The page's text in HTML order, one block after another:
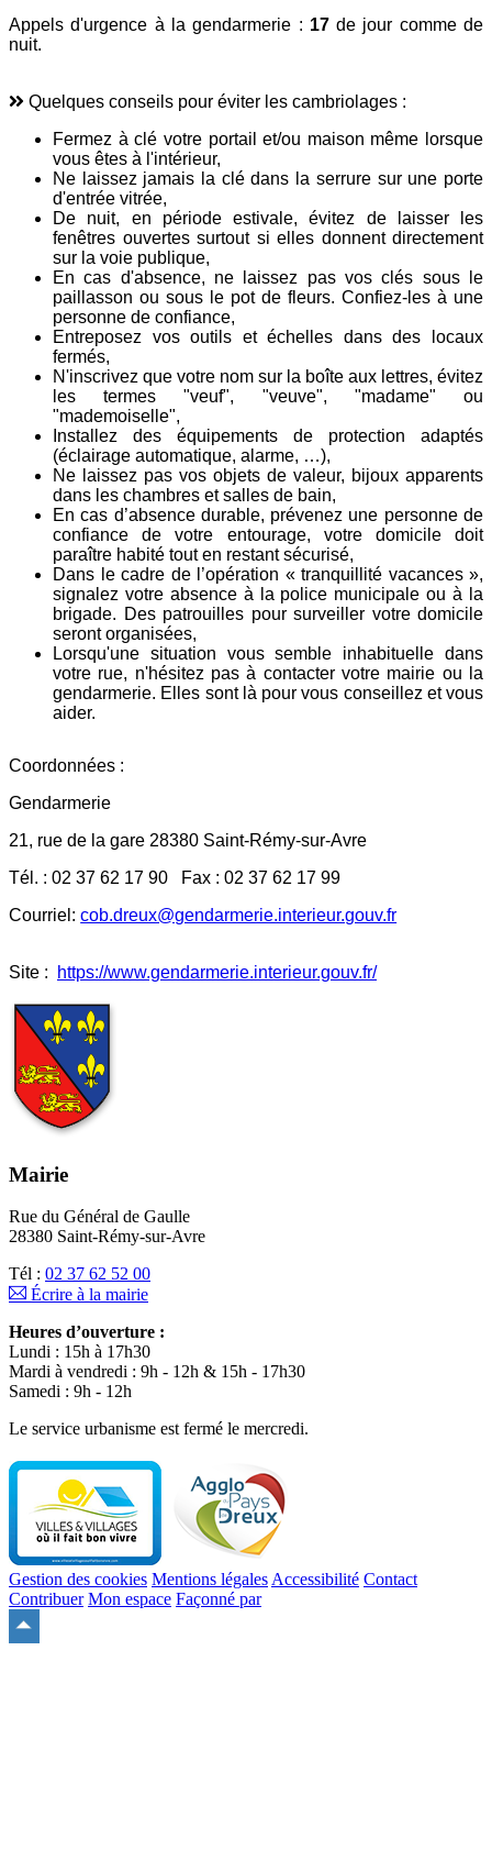
Appels d'urgence à la gendarmerie : 17de jour comme de
nuit.
Quelques conseils pour éviter les cambriolages :
Fermez à clé votre portail et/ou maison même lorsque
vous êtes à l'intérieur,
Ne laissez jamais la clé dans la serrure sur une porte
d'entrée vitrée,
De nuit, en période estivale, évitez de laisser les
fenêtres ouvertes surtout si elles donnent directement
sur la voie publique,
En cas d'absence, ne laissez pas vos clés sous le
paillasson ou sous le pot de fleurs. Confiez-les à une
personne de confiance,
Entreposez vos outils et échelles dans des locaux
fermés,
N'inscrivez que votre nom sur la boîte aux lettres, évitez
les termes "veuf", "veuve", "madame" ou
"mademoiselle",
Installez des équipements de protection adaptés
(éclairage automatique, alarme, …),
Ne laissez pas vos objets de valeur, bijoux apparents
dans les chambres et salles de bain,
En cas d’absence durable, prévenez une personne de
confiance de votre entourage, votre domicile doit
paraître habité tout en restant sécurisé,
Dans le cadre de l’opération « tranquillité vacances »,
signalez votre absence à la police municipale ou à la
brigade. Des patrouilles pour surveiller votre domicile
seront organisées,
Lorsqu'une situation vous semble inhabituelle dans
votre rue, n'hésitez pas à contacter votre mairie ou la
gendarmerie. Elles sont là pour vous conseillez et vous
aider.
Coordonnées :
Gendarmerie
21, rue de la gare 28380 Saint-Rémy-sur-Avre
Tél. : 02 37 62 17 90 Fax : 02 37 62 17 99
Courriel:cob.dreux@gendarmerie.interieur.gouv.fr
Site : https://www.gendarmerie.interieur.gouv.fr/
Mairie
Rue du Général de Gaulle
28380 Saint-Rémy-sur-Avre
Tél : 02 37 62 52 00
Écrire à la mairie
Heures d’ouverture :
Lundi : 15h à 17h30
Mardi à vendredi : 9h - 12h & 15h - 17h30
Samedi : 9h - 12h
Le service urbanisme est fermé le mercredi.
Gestion des cookies Mentions légales Accessibilité Contact
Contribuer Mon espace Façonné par